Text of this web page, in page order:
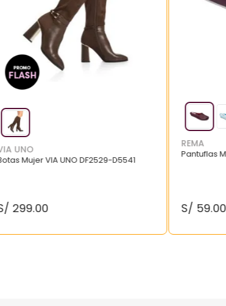
UNO
Mujer VIA UNO DF2529-D5541
299.00
REMA
Pantuflas
S/ 59.00